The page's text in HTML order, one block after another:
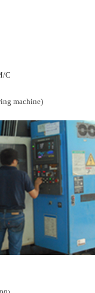
C
machine)